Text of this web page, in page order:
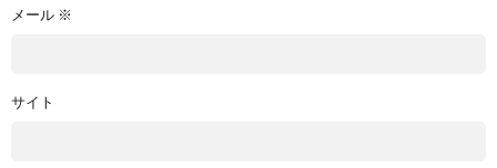
メール ※
サイト